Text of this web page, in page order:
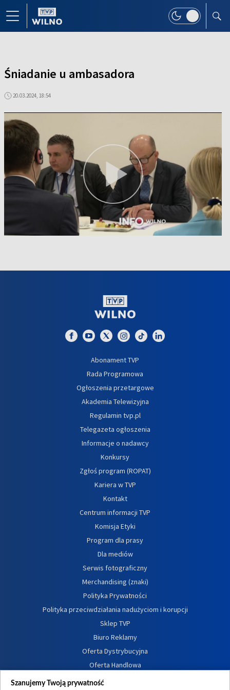
Śniadanie u ambasadora
20.03.2024, 18:54
Abonament TVP
Rada Programowa
Ogłoszenia przetargowe
Akademia Telewizyjna
Regulamin tvp.pl
Telegazeta ogłoszenia
Informacje o nadawcy
Konkursy
Zgłoś program (ROPAT)
Kariera w TVP
Kontakt
Centrum informacji TVP
Komisja Etyki
Program dla prasy
Dla mediów
Serwis fotograficzny
Merchandising (znaki)
Polityka Prywatności
Polityka przeciwdziałania nadużyciom i korupcji
Sklep TVP
Biuro Reklamy
Oferta Dystrybucyjna
Oferta Handlowa
Dostępność
Szanujemy Twoją prywatność